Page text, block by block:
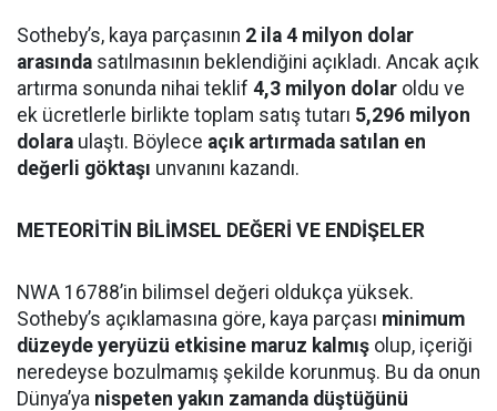
Sotheby’s, kaya parçasının 2 ila 4 milyon dolar
arasında satılmasının beklendiğini açıkladı. Ancak açık
artırma sonunda nihai teklif 4,3 milyon dolar oldu ve
ek ücretlerle birlikte toplam satış tutarı 5,296 milyon
dolara ulaştı. Böylece açık artırmada satılan en
değerli göktaşı unvanını kazandı.
METEORİTİN BİLİMSEL DEĞERİ VE ENDİŞELER
NWA 16788’in bilimsel değeri oldukça yüksek.
Sotheby’s açıklamasına göre, kaya parçası minimum
düzeyde yeryüzü etkisine maruz kalmış olup, içeriği
neredeyse bozulmamış şekilde korunmuş. Bu da onun
Dünya’ya nispeten yakın zamanda düştüğünü